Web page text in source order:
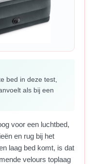
bed in deze test,
als bij een
voor een luchtbed,
en rug bij het
laag bed komt, is dat
velours toplaag